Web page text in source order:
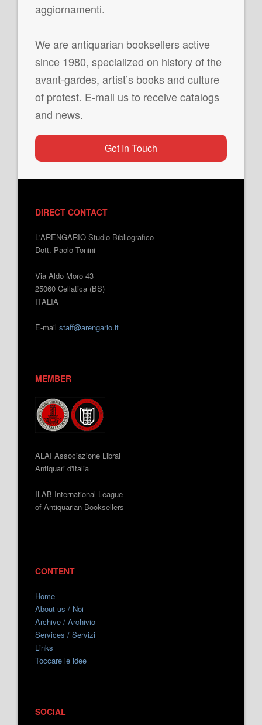
aggiornamenti.
We are antiquarian booksellers active
since 1980, specialized on history of the
avant-gardes, artist’s books and culture
of protest. E-mail us to receive catalogs
and news.
Get In Touch
DIRECT CONTACT
L'ARENGARIO Studio Bibliografico
Dott. Paolo Tonini
Via Aldo Moro 43
25060 Cellatica (BS)
ITALIA
E-mail staff@arengario.it
MEMBER
ALAI Associazione Librai
Antiquari d'Italia
ILAB International League
of Antiquarian Booksellers
CONTENT
Home
About us / Noi
Archive / Archivio
Services / Servizi
Links
Toccare le idee
SOCIAL